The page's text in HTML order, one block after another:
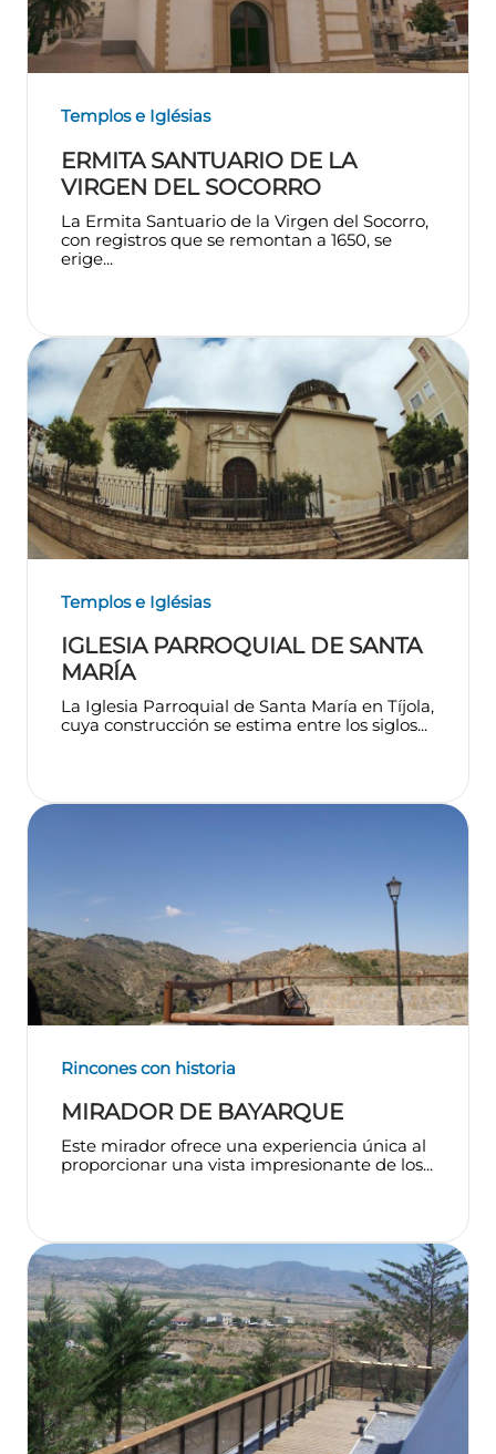
Templos e Iglésias
ERMITA SANTUARIO DE LA
VIRGEN DEL SOCORRO
La Ermita Santuario de la Virgen del Socorro,
con registros que se remontan a 1650, se
erige...
Templos e Iglésias
IGLESIA PARROQUIAL DE SANTA
MARÍA
La Iglesia Parroquial de Santa María en Tíjola,
cuya construcción se estima entre los siglos...
Rincones con historia
MIRADOR DE BAYARQUE
Este mirador ofrece una experiencia única al
proporcionar una vista impresionante de los...